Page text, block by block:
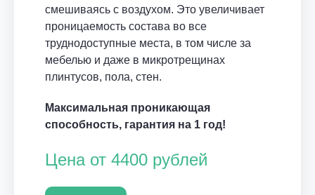
смешиваясь с воздухом. Это увеличивает
проницаемость состава во все
труднодоступные места, в том числе за
мебелью и даже в микротрещинах
плинтусов, пола, стен.
Максимальная проникающая
способность, гарантия на 1 год!
Цена от 4400 рублей